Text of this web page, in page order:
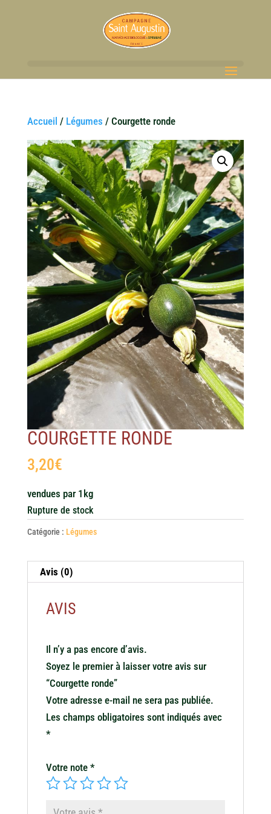
Accueil / Légumes / Courgette ronde
COURGETTE RONDE
3,20€
vendues par 1kg
Rupture de stock
Catégorie : Légumes
Avis (0)
AVIS
Il n’y a pas encore d’avis.
Soyez le premier à laisser votre avis sur
“Courgette ronde”
Votre adresse e-mail ne sera pas publiée.
Les champs obligatoires sont indiqués avec
*
Votre note *